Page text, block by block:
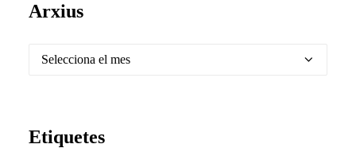
Arxius
Arxius
Etiquetes